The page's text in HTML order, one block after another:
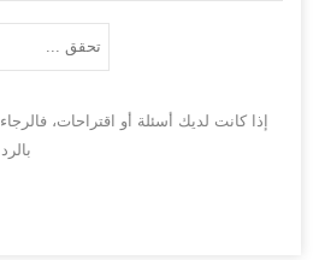
إذا كانت لديك أسئلة أو اقتراحات،